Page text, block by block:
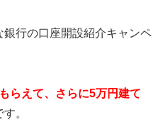
行の口座開設紹介キャンペ
らえて、さらに5万円建て
す。